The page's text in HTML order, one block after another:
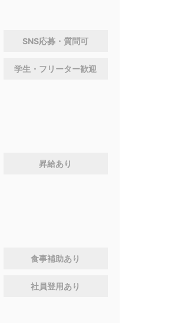
SNS応募・質問可
学生・フリーター歓迎
昇給あり
食事補助あり
社員登用あり